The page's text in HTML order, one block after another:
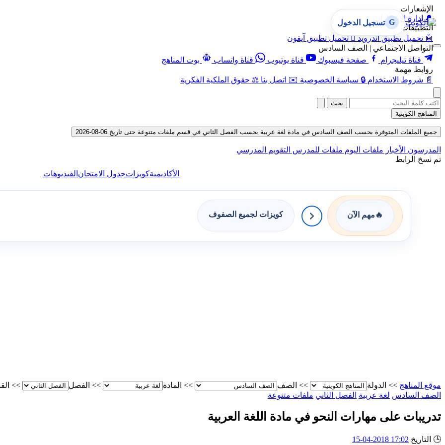
الإشعارات
🔔 إدارة الإشعارات
التطبيقات
🤖 تحميل تطبيق أندرويد  تحميل تطبيق آيفون
التواصل الاجتماعي | الصف السادس
قناة تيليجرام
صفحة فيسبوك قناة يوتيوب قناة واتساب
بوت المناهج
روابط مهمة
📄 شروط الاستخدام 🔒 سياسة الخصوصية ✉️ اتصل بنا ⚖️ حقوق الملكية الفكرية
G تسجيل الدخول
بحث
المناهج الكويتية
جميع الملفات المتوفرة بحسب الصف السادس في مادة لغة عربية بحسب الفصل الثاني في قسم ملفات متنوعة حتى تاريخ 06-08-2026
المدرسون الأخبار ملفات اليوم ملفات للمدرس التقويم المدرسي
تم نسخ الرابط
الأكاديميةكويزاتجدول الامتحان الفيديوهات
🔥 مهم الآن كويزات لجميع الصفوف
موقع المناهج >> الدولة >> الصف >> المادة >> الفصل >>
الصف السادس لغة عربية الفصل الثاني ملفات متنوعة
تدريبات على مهارات النحو في مادة اللغة العربية
🕒 التاريخ 17:02 2018-04-15